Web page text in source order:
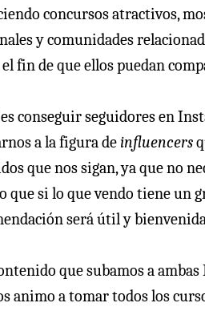
concursos atractivos,
y comunidades
fin de que ellos puedan
conseguir seguidores en
a la figura deinfluencers
que nos sigan, ya que no
que si lo que vendo tiene un
será útil y
que subamos a
animo a tomar todos los